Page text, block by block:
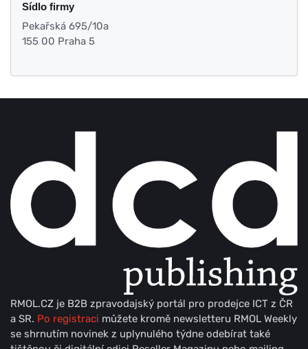
Sídlo firmy
Pekařská 695/10a
155 00 Praha 5
RMOL.CZ je B2B zpravodajský portál pro prodejce ICT z ČR
a SR. Po registraci můžete kromě newsletteru RMOL Weekly
se shrnutím novinek z uplynulého týdne odebírat také